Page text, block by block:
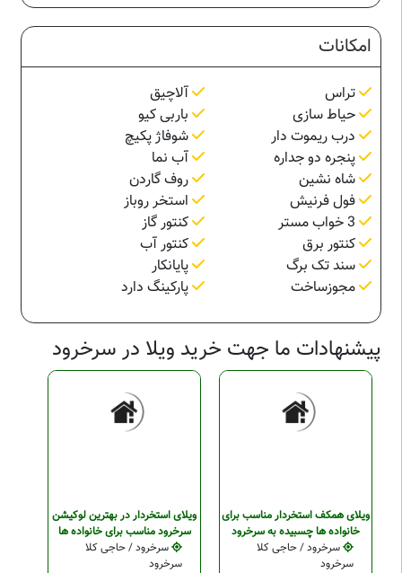
امکانات
تراس
آلاچیق
حیاط سازی
باربی کیو
درب ریموت دار
شوفاژ پکیچ
پنجره دو جداره
آب نما
شاه نشین
روف گاردن
فول فرنیش
استخر روباز
کنتور گاز
کنتور برق
کنتور آب
سند تک برگ
پایانکار
مجوزساخت
پارکینگ دارد
پیشنهادات ما جهت خرید ویلا در سرخرود
ویلای همکف استخردار مناسب برای
خانواده ها چسبیده به سرخرود
سرخرود / حاجی کلا
سرخرود
ویلای استخردار در بهترین لوکيشن
سرخرود مناسب برای خانواده ها
سرخرود / حاجی کلا
سرخرود